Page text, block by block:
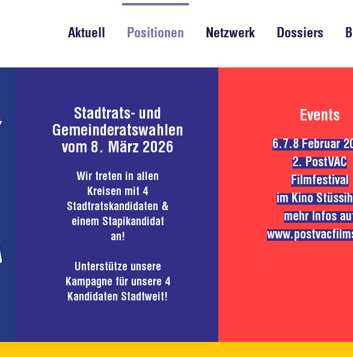
Aktuell Positionen Netzwerk Dossiers
Stadtrats- und
Gemeinderatswahlen
vom 8. März 2026
Wir treten in allen
Kreisen mit 4
Stadtratskandidaten &
einem Stapikandidat
an!
Unterstütze unsere
Kampagne für unsere 4
Kandidaten Stadtweit!
Events
6.7.8 Februar
2. PostVAC
Filmfestival
im Kino
mehr Infos